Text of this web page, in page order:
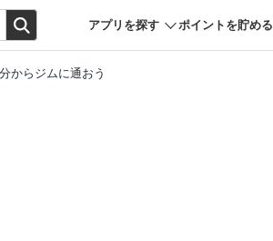
アプリを探す ポイントを貯める
からジムに通おう